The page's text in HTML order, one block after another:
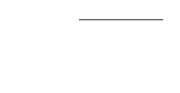
г. _____________